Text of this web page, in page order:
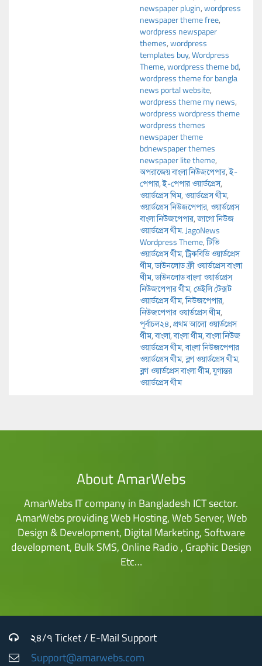
newspaper plugin,wordpress
newspaper theme free,
wordpress newspaper
themes,wordpress
templates buy,Wordpress
Theme,wordpress theme bd,
wordpress theme for bangla
news portal website,
wordpress theme my news,
wordpress wordpress theme
wordpress themes
newspaper theme
bdnewspaper themes
newspaper lite theme,
অপরাজেয় বাংলা নিউজপেপার,ই-
পেপার,ই-পেপার ওয়ার্ডপ্রেস,
ওয়ার্ডপ্রেস থিম, ওয়ার্ডপ্রেস থীম,
ওয়ার্ডপ্রেস নিউজপেপার, ওয়ার্ডপ্রেস
বাংলা নিউজপেপার,জাগো নিউজ
ওয়ার্ডপ্রেস থীম. JagoNews
Wordpress Theme,টিভি
ওয়ার্ডপ্রেস থীম,ট্রিকবিডি ওয়ার্ডপ্রেস
থীম,ডাউনলোড ফ্রী ওয়ার্ডপ্রেস বাংলা
থীম,ডাউনলোড বাংলা ওয়ার্ডপ্রেস
নিউজপেপার থীম,ডেইলি টেক্সট
ওয়ার্ডপ্রেস থীম,নিউজপেপার,
নিউজপেপার ওয়ার্ডপ্রেস থীম,
পূর্বাচল২৪,প্রথম আলো ওয়ার্ডপ্রেস
থীম,বাংলা,বাংলা থীম,বাংলা নিউজ
ওয়ার্ডপ্রেস থীম,বাংলা নিউজপেপার
ওয়ার্ডপ্রেস থীম,ব্লগ ওয়ার্ডপ্রেস থীম,
ব্লগ ওয়ার্ডপ্রেস বাংলা থীম,যুগান্তর
ওয়ার্ডপ্রেস থীম
About AmarWebs
AmarWebs IT company in Bangladesh ICT sector.
AmarWebs providing Web Hosting, Web Server, Web
Design & Development, Digital Marketing, Software
development, Bulk SMS, Online Radio , Graphic Design
Etc…
২৪/৭ Ticket / E-Mail Support
Support@amarwebs.com